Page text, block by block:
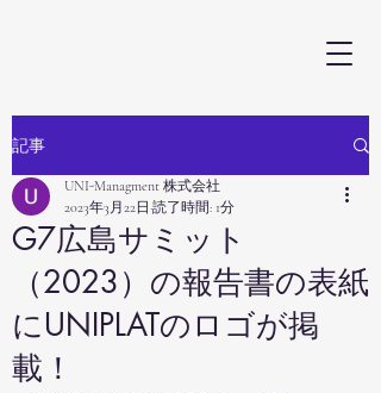
記事
G7広島サミット
（2023）の報告書の表紙
にUNIPLATのロゴが掲
載！
UNI-Managment 株式会社
2023年3月22日 読了時間: 1分